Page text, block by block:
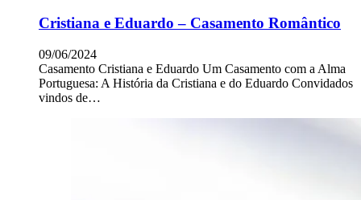
Cristiana e Eduardo – Casamento Romântico
09/06/2024
Casamento Cristiana e Eduardo Um Casamento com a Alma
Portuguesa: A História da Cristiana e do Eduardo Convidados
vindos de…